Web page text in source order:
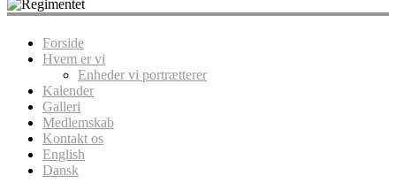
Forside
Hvem er vi
Enheder vi portrætterer
Kalender
Galleri
Medlemskab
Kontakt os
English
Dansk